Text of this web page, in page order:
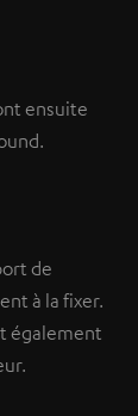
ensuite
de
à la fixer.
également